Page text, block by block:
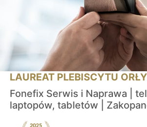
LAUREAT PLEBISCYTU ORŁY
Fonefix Serwis i Naprawa |
laptopów, tabletów |